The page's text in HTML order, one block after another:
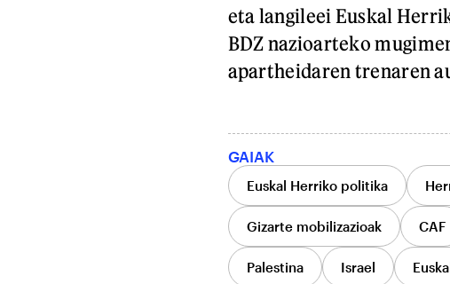
eta langileei Euskal
BDZ nazioarteko
apartheidaren trenaren
GAIAK
Euskal Herriko politika
Gizarte mobilizazioak CAF
Palestina Israel